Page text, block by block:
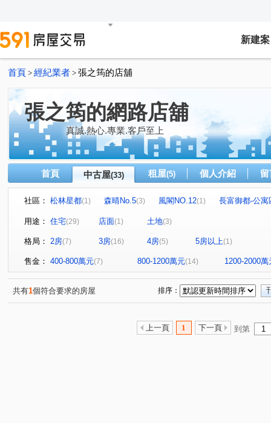
新建案
首頁 > 經紀業者 > 張之筠的店舖
張之筠的網路店舖
真誠.熱心.專業.客戶至上
首頁 中古屋(33) 租屋(5) 個人介紹
社區： 松林星都(1) 森晴No.5(3) 風閣NO.12(1)
長富御都-公寓
香榭特區
大壯新豐
寶佳富邑
和興段 松林街 康樂路一段
長富路一段(2) (1) 信全街(1) 康泰路 (3)
尚仁
康福街(1) 坑子口(1) 安宅一街(1) 興安街(2)
松江二
關埔路雲東段
(1) 光復東路(2) 建興路一段
用途： 住宅(29) 店面(1) 土地(3)
格局： 2房(7) 3房(16) 4房(5) 5房以上(1)
售金： 400-800萬元(7) 800-1200萬元(14) 1200-2000萬
共有1個符合要求的房屋 排序：
上一頁 1 下一頁 到第